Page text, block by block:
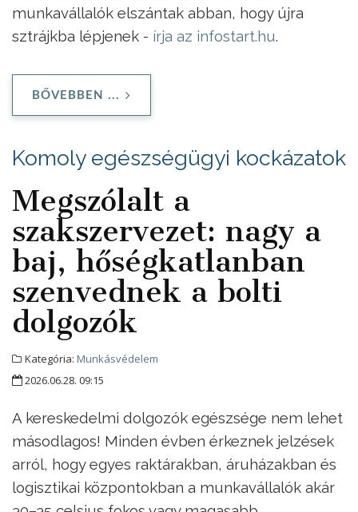
munkavállalók elszántak abban, hogy újra
sztrájkba lépjenek - írja az infostart.hu.
BŐVEBBEN ...
Komoly egészségügyi kockázatok
Megszólalt a
szakszervezet: nagy a
baj, hőségkatlanban
szenvednek a bolti
dolgozók
Kategória: Munkásvédelem
2026.06.28. 09:15
A kereskedelmi dolgozók egészsége nem lehet
másodlagos! Minden évben érkeznek jelzések
arról, hogy egyes raktárakban, áruházakban és
logisztikai központokban a munkavállalók akár